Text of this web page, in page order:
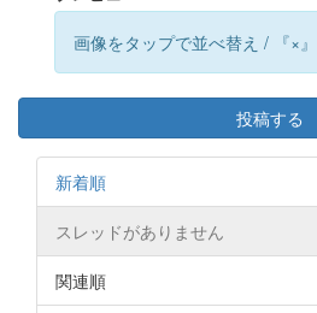
画像をタップで並べ替え / 『×
投稿する
新着順
スレッドがありません
関連順